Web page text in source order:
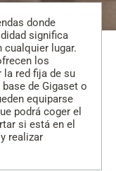
donde
significa
cualquier lugar.
los
la red fija de su
de Gigaset o
equiparse
podrá coger el
si está en el
realizar